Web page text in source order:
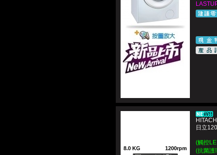
8.0 KG 1200rpm
日立
(觸控
(抗菌護